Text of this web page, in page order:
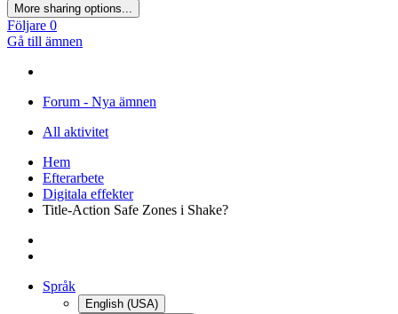
More sharing options...
Följare 0
Gå till ämnen
Forum - Nya ämnen
All aktivitet
Hem
Efterarbete
Digitala effekter
Title-Action Safe Zones i Shake?
Språk
English (USA)